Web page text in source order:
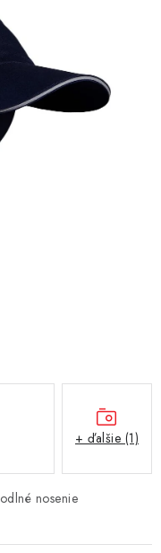
Pre firmy
Potlač lôg
nosenie
+ ďalšie (1)